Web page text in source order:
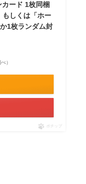
ード 1枚同梱
もしくは「ホー
1枚ランダム封
）
ポチップ